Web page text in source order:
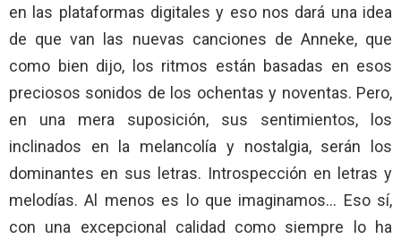
en las plataformas digitales y eso nos dará una idea
de que van las nuevas canciones de Anneke, que
como bien dijo, los ritmos están basadas en esos
preciosos sonidos de los ochentas y noventas. Pero,
en una mera suposición, sus sentimientos, los
inclinados en la melancolía y nostalgia, serán los
dominantes en sus letras. Introspección en letras y
melodías. Al menos es lo que imaginamos… Eso sí,
con una excepcional calidad como siempre lo ha